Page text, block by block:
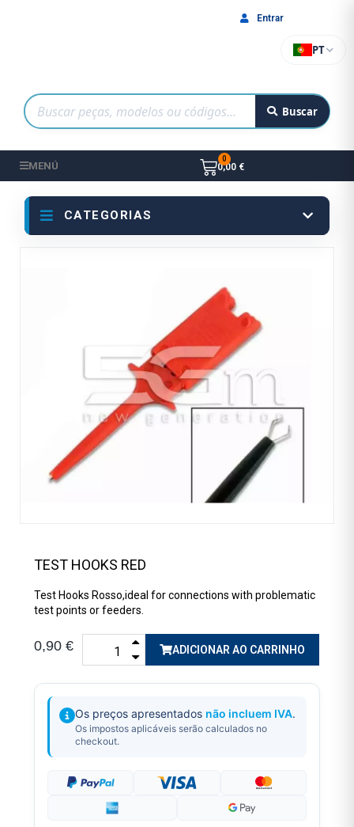
Buscar
PT
Entrar
MENÚ 0,00 €
CATEGORIAS
TEST HOOKS RED
Test Hooks Rosso,ideal for connections with problematic
test points or feeders.
0,90 € ADICIONAR AO CARRINHO
Os preços apresentados não incluem IVA.
Os impostos aplicáveis serão calculados no
checkout.